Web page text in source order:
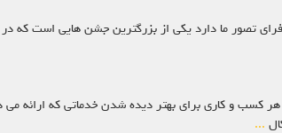
فرای تصور ما دارد یکی از بزرگترین جشن هایی است
کسب و کاری برای بهتر دیده شدن خدماتی که ارائه
...